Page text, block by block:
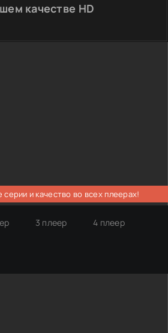
качестве HD
и качество во всех плеерах!
3 плеер 4 плеер